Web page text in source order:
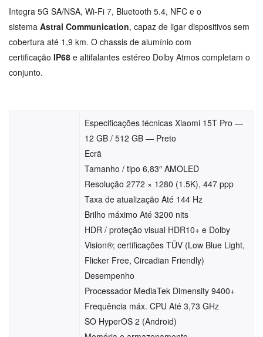
Integra 5G SA/NSA, Wi-Fi 7, Bluetooth 5.4, NFC e o
sistema Astral Communication, capaz de ligar dispositivos sem
cobertura até 1,9 km. O chassis de alumínio com
certificação IP68 e altifalantes estéreo Dolby Atmos completam o
conjunto.
Especificações técnicas Xiaomi 15T Pro —
12 GB / 512 GB — Preto
Ecrã
Tamanho / tipo 6,83″ AMOLED
Resolução 2772 × 1280 (1.5K), 447 ppp
Taxa de atualização Até 144 Hz
Brilho máximo Até 3200 nits
HDR / proteção visual HDR10+ e Dolby
Vision®; certificações TÜV (Low Blue Light,
Flicker Free, Circadian Friendly)
Desempenho
Processador MediaTek Dimensity 9400+
Frequência máx. CPU Até 3,73 GHz
SO HyperOS 2 (Android)